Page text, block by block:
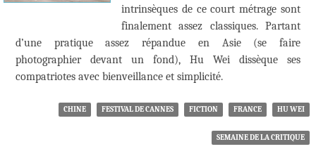
intrinsèques de ce court métrage sont
finalement assez classiques. Partant
d’une pratique assez répandue en Asie (se faire
photographier devant un fond), Hu Wei dissèque ses
compatriotes avec bienveillance et simplicité.
CHINE FESTIVAL DE CANNES FICTION FRANCE HU WEI
SEMAINE DE LA CRITIQUE